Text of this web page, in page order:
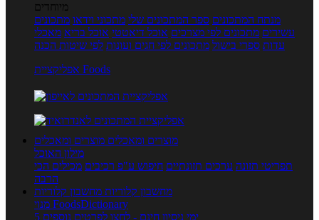
מיוחדים
מנתח המתכונים ספר המתכונים שלי מתכוני וידאו מתכונים
עשירים מתכונים לפי מצרכים אוכל דיאטטי אוכל בריא מאכלי
עדות ספרי בישול מתכונים לפי חגים ועונות לפי שיטות הכנה
אפליקציית Foods
מוצרים ומאכלים מוצרים ומאכלים
מילון האוכל
תפריטי תזונה ערכים תזונתיים חיפוש ע"פ רכיבים מכילים הכי
הרבה
מחשבון קלוריות מחשבון קלוריות
מנוי FoodsDictionary
5 ימי ניסיון חינם - לחצו לפרטים נוספים